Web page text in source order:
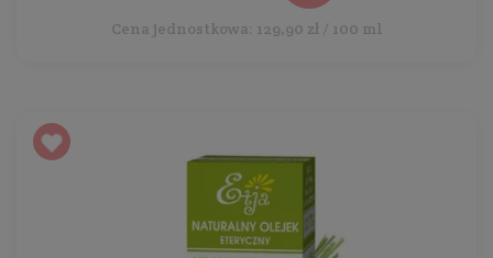
Cena jednostkowa: 129,90 zł / 100 ml